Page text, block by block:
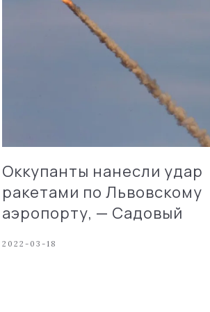
Оккупанты нанесли удар
ракетами по Львовскому
аэропорту, — Садовый
2022-03-18